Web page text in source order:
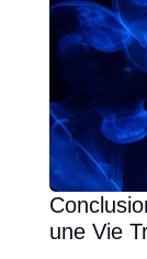
une Vie